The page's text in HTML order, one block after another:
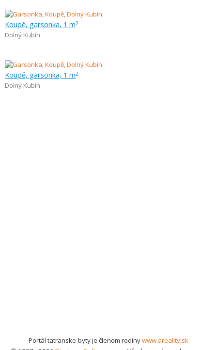
Koupě, garsonka, 1 m2
Dolný Kubín
Koupě, garsonka, 1 m2
Dolný Kubín
Portál tatranske-byty je členom rodinywww.areality.sk